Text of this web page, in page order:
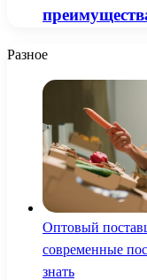
Разное
Оптовый
современные
знать